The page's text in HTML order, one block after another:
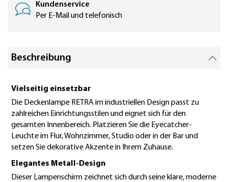
Kundenservice
Per E-Mail und telefonisch
Beschreibung
Vielseitig einsetzbar
Die Deckenlampe RETRA im industriellen Design passt zu
zahlreichen Einrichtungsstilen und eignet sich für den
gesamten Innenbereich. Platzieren Sie die Eyecatcher-
Leuchte im Flur, Wohnzimmer, Studio oder in der Bar und
setzen Sie dekorative Akzente in Ihrem Zuhause.
Elegantes Metall-Design
Dieser Lampenschirm zeichnet sich durch seine klare, moderne